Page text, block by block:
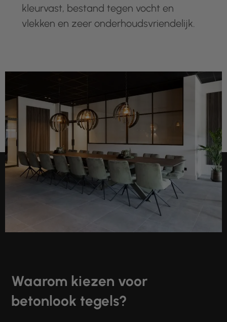
kleurvast, bestand tegen vocht en
vlekken en zeer onderhoudsvriendelijk.
Waarom kiezen voor
betonlook tegels?